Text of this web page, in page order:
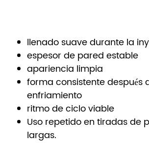
llenado suave durante la
espesor de pared estable
apariencia limpia
forma consistente después
enfriamiento
ritmo de ciclo viable
Uso repetido en tiradas de
largas.